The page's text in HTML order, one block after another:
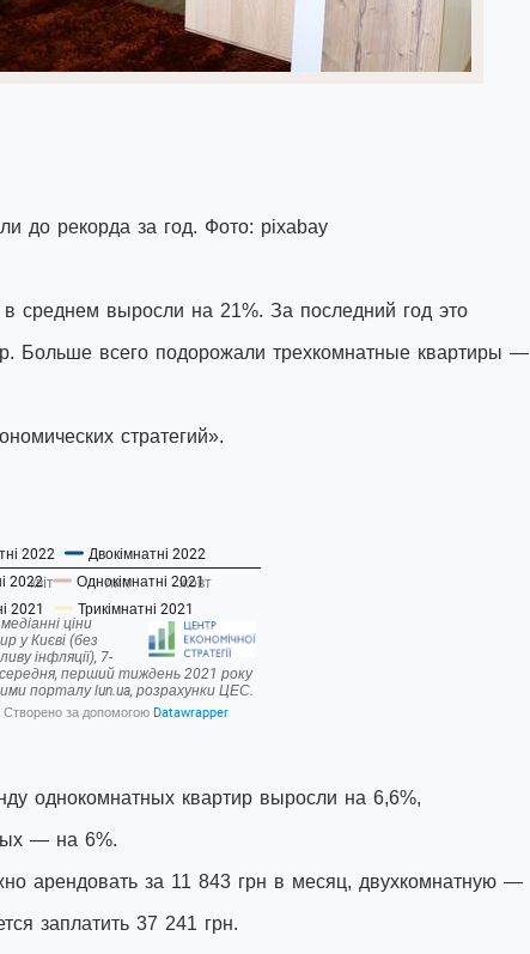
до рекорда за год. Фото: pixabay
среднем выросли на 21%. За последний год это
Больше всего подорожали трехкомнатные квартиры —
стратегий».
однокомнатных квартир выросли на 6,6%,
— на 6%.
арендовать за 11 843 грн в месяц, двухкомнатную —
заплатить 37 241 грн.